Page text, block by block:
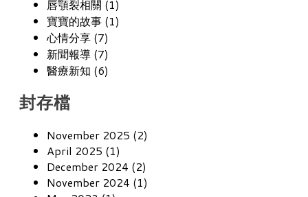
唇顎裂相關 (1)
寶寶的故事 (1)
心情分享 (7)
新聞報導 (7)
醫療新知 (6)
封存檔
November 2025 (2)
April 2025 (1)
December 2024 (2)
November 2024 (1)